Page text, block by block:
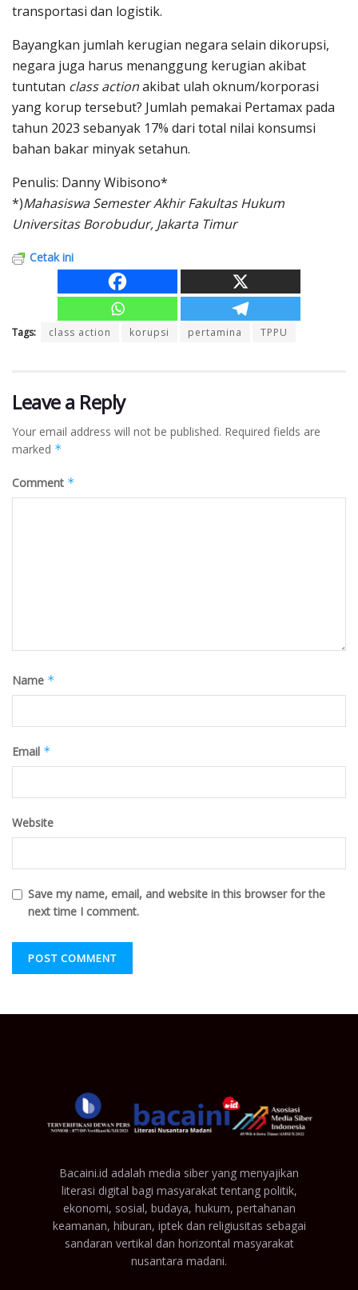
transportasi dan logistik.
Bayangkan jumlah kerugian negara selain dikorupsi,
negara juga harus menanggung kerugian akibat
tuntutan class actionakibat ulah oknum/korporasi
yang korup tersebut? Jumlah pemakai Pertamax pada
tahun 2023 sebanyak 17% dari total nilai konsumsi
bahan bakar minyak setahun.
Penulis: Danny Wibisono*
*)Mahasiswa Semester Akhir Fakultas Hukum
Universitas Borobudur, Jakarta Timur
Cetak ini
Tags: class action korupsi pertamina TPPU
Leave a Reply
Your email address will not be published. Required fields are
marked *
Comment *
Name *
Email *
Website
Save my name, email, and website in this browser for the
next time I comment.
Bacaini.id adalah media siber yang menyajikan
literasi digital bagi masyarakat tentang politik,
ekonomi, sosial, budaya, hukum, pertahanan
keamanan, hiburan, iptek dan religiusitas sebagai
sandaran vertikal dan horizontal masyarakat
nusantara madani.